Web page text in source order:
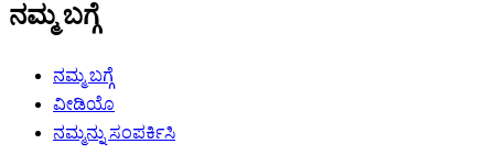
ನಮ್ಮ ಬಗ್ಗೆ
ನಮ್ಮ ಬಗ್ಗೆ
ವೀಡಿಯೊ
ನಮ್ಮನ್ನು ಸಂಪರ್ಕಿಸಿ